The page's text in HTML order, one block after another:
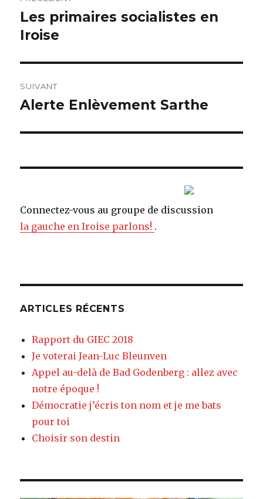
de
l’article
Article
précédent :
Les primaires socialistes en
Iroise
SUIVANT
Article
Alerte Enlèvement Sarthe
Connectez-vous au groupe de discussion
la gauche en Iroise parlons! .
ARTICLES RÉCENTS
Rapport du GIEC 2018
Je voterai Jean-Luc Bleunven
Appel au-delà de Bad Godenberg : allez avec
notre époque !
Démocratie j’écris ton nom et je me bats
pour toi
Choisir son destin